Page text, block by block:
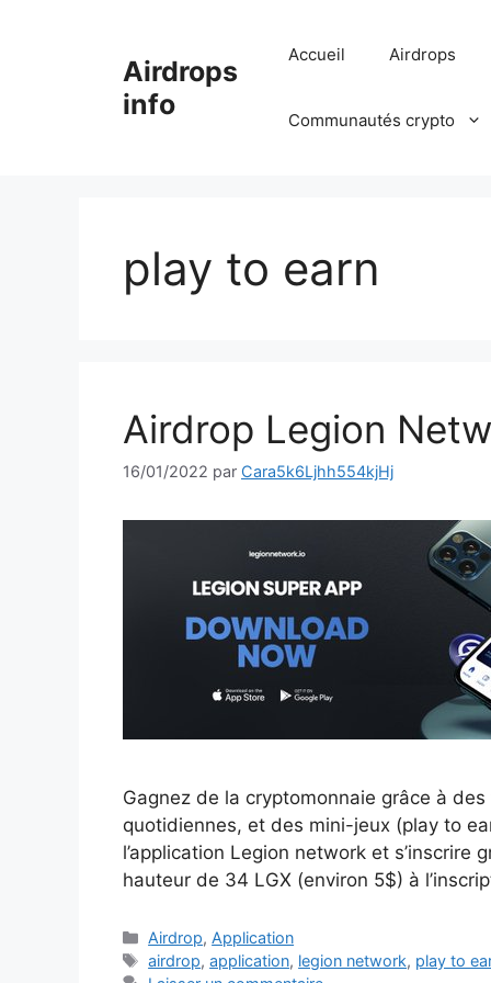
Airdrops
info
Accueil Airdrops
Communautés crypto
play to earn
Airdrop Legion
16/01/2022 par Cara5k6Ljhh554kjHj
Gagnez de la cryptomonnaie grâce à
quotidiennes, et des mini-jeux (play to
l’application Legion network et
hauteur de 34 LGX (environ 5$) à
Catégories
Airdrop, Application
Étiquettes
airdrop,application, legion network, play to